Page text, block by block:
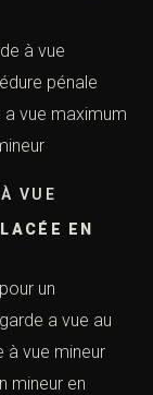
à vue
pénale
vue maximum
VUE
EN
un
a vue au
à vue mineur
mineur en